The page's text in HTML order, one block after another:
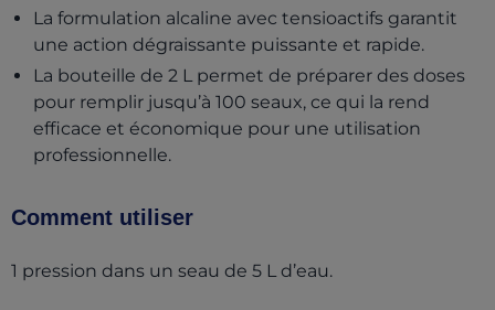
La formulation alcaline avec tensioactifs garantit
une action dégraissante puissante et rapide.
La bouteille de 2 L permet de préparer des doses
pour remplir jusqu’à 100 seaux, ce qui la rend
efficace et économique pour une utilisation
professionnelle.
Comment utiliser
1 pression dans un seau de 5 L d’eau.